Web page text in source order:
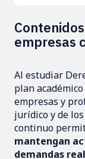
empresas
Al estudiar
plan
empresas y
jurídico y de
continuo
mantengan
demandas